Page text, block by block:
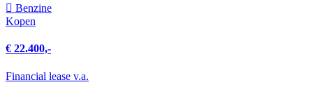
Benzine
Kopen
€ 22.400,-
Financial lease v.a.